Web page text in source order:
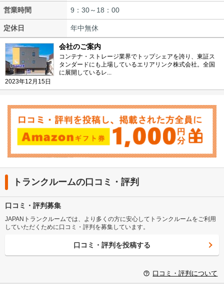
営業時間 9：30～18：00
定休日 年中無休
2023年12月15日
会社のご案内
コンテナ・ストレージ業界でトップシェアを誇り、東証ス
タンダードにも上場しているエリアリンク株式会社。全国
に展開しているレ...
トランクルームの口コミ・評判
口コミ・評判募集
JAPANトランクルームでは、より多くの方に安心してトランクルームをご利用
していただくために口コミ・評判を募集しています。
口コミ・評判を投稿する
口コミ・評判について